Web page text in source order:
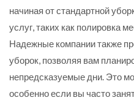
начиная от стандартной
услуг, таких как полировка
Надежные компании также
уборок, позволяя вам
непредсказуемые дни. Это
особенно если вы часто